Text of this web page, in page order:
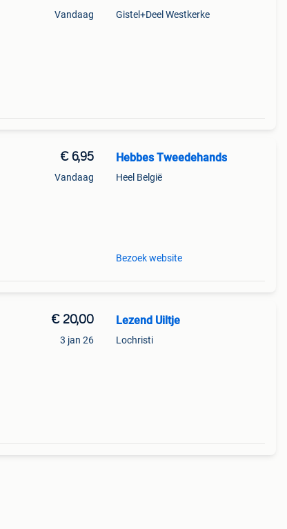
Vandaag Gistel+Deel Westkerke
€ 6,95
Vandaag
Hebbes Tweedehands
Heel België
Bezoek website
€ 20,00
3 jan 26
Lezend Uiltje
Lochristi